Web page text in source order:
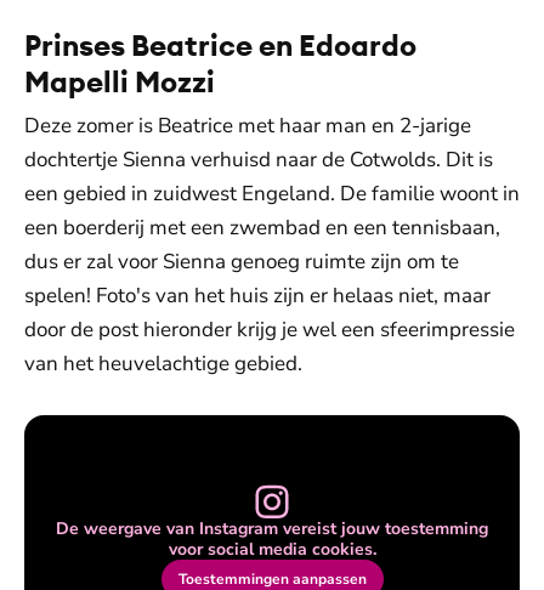
Prinses Beatrice en Edoardo
Mapelli Mozzi
Deze zomer is Beatrice met haar man en 2-jarige
dochtertje Sienna verhuisd naar de Cotwolds. Dit is
een gebied in zuidwest Engeland. De familie woont in
een boerderij met een zwembad en een tennisbaan,
dus er zal voor Sienna genoeg ruimte zijn om te
spelen! Foto's van het huis zijn er helaas niet, maar
door de post hieronder krijg je wel een sfeerimpressie
van het heuvelachtige gebied.
De weergave van Instagram vereist jouw toestemming
voor social media cookies.
Toestemmingen aanpassen